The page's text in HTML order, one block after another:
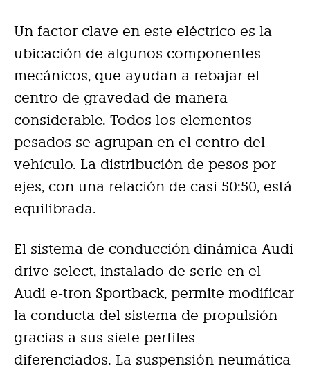
Un factor clave en este eléctrico es la
ubicación de algunos componentes
mecánicos, que ayudan a rebajar el
centro de gravedad de manera
considerable. Todos los elementos
pesados se agrupan en el centro del
vehículo. La distribución de pesos por
ejes, con una relación de casi 50:50, está
equilibrada.
El sistema de conducción dinámica Audi
drive select, instalado de serie en el
Audi e-tron Sportback, permite modificar
la conducta del sistema de propulsión
gracias a sus siete perfiles
diferenciados. La suspensión neumática